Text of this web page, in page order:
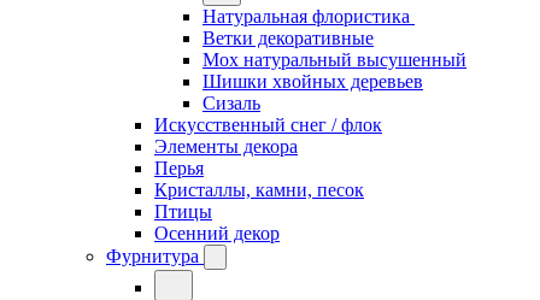
Натуральная флористика
Ветки декоративные
Мох натуральный высушенный
Шишки хвойных деревьев
Сизаль
Искусственный снег / флок
Элементы декора
Перья
Кристаллы, камни, песок
Птицы
Осенний декор
Фурнитура